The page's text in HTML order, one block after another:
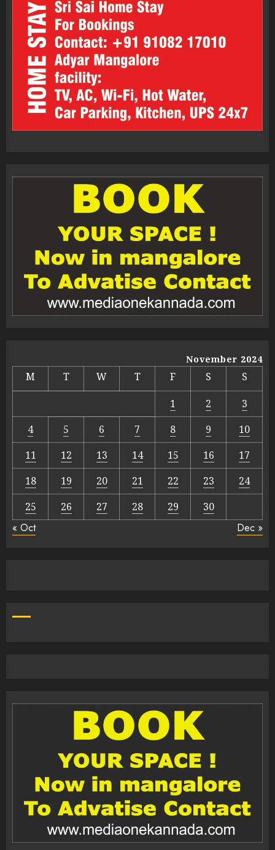
November 2024
M T W T F S
S
1
2
3
4
5 6 7 8 9
10
11
12 13 14 15 16
17
18
19 20 21 22 23
24
25
26 27 28 29 30
« Oct Dec »